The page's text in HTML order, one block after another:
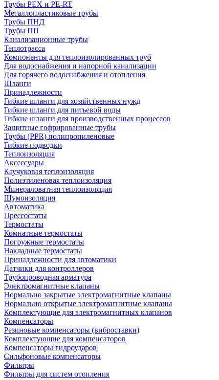
Трубы PEX и PE-RT
Металлопластиковые трубы
Трубы ПНД
Трубы ПП
Канализационные трубы
Теплотрасса
Компоненты для теплоизолированных труб
Для водоснабжения и напорной канализации
Для горячего водоснабжения и отопления
Шланги
Принадлежности
Гибкие шланги для хозяйственных нужд
Гибкие шланги для питьевой воды
Гибкие шланги для производственных процессов
Защитные гофрированные трубы
Трубы (РРR) полипропиленовые
Гибкие подводки
Теплоизоляция
Аксессуары
Каучуковая теплоизоляция
Полиэтиленовая теплоизоляция
Минераловатная теплоизоляция
Шумоизоляция
Автоматика
Прессостаты
Термостаты
Комнатные термостаты
Погружные термостаты
Накладные термостаты
Принадлежности для автоматики
Датчики для контроллеров
Трубопроводная арматура
Электромагнитные клапаны
Нормально закрытые электромагнитные клапаны
Нормально открытые электромагнитные клапаны
Комплектующие для электромагнитных клапанов
Компенсаторы
Резиновые компенсаторы (виброставки)
Комплектующие для компенсаторов
Компенсаторы гидроударов
Сильфоновые компенсаторы
Фильтры
Фильтры для систем отопления